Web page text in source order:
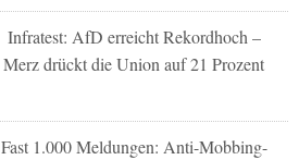
Infratest: AfD erreicht Rekordhoch –
Merz drückt die Union auf 21 Prozent
Fast 1.000 Meldungen: Anti-Mobbing-